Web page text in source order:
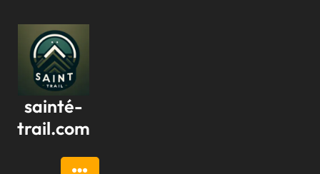
contenu
sainté-
trail.com